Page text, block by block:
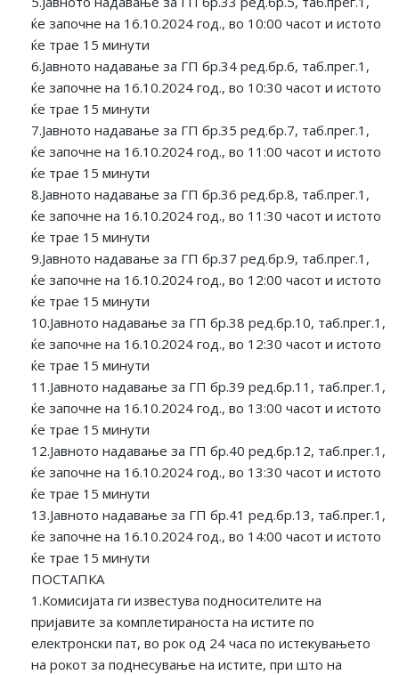
ќе започне на 16.10.2024 год., во 10:00 часот и истото
ќе трае 15 минути
6.Јавното надавање за ГП бр.34 ред.бр.6, таб.прег.1,
ќе започне на 16.10.2024 год., во 10:30 часот и истото
ќе трае 15 минути
7.Јавното надавање за ГП бр.35 ред.бр.7, таб.прег.1,
ќе започне на 16.10.2024 год., во 11:00 часот и истото
ќе трае 15 минути
8.Јавното надавање за ГП бр.36 ред.бр.8, таб.прег.1,
ќе започне на 16.10.2024 год., во 11:30 часот и истото
ќе трае 15 минути
9.Јавното надавање за ГП бр.37 ред.бр.9, таб.прег.1,
ќе започне на 16.10.2024 год., во 12:00 часот и истото
ќе трае 15 минути
10.Јавното надавање за ГП бр.38 ред.бр.10, таб.прег.1,
ќе започне на 16.10.2024 год., во 12:30 часот и истото
ќе трае 15 минути
11.Јавното надавање за ГП бр.39 ред.бр.11, таб.прег.1,
ќе започне на 16.10.2024 год., во 13:00 часот и истото
ќе трае 15 минути
12.Јавното надавање за ГП бр.40 ред.бр.12, таб.прег.1,
ќе започне на 16.10.2024 год., во 13:30 часот и истото
ќе трае 15 минути
13.Јавното надавање за ГП бр.41 ред.бр.13, таб.прег.1,
ќе започне на 16.10.2024 год., во 14:00 часот и истото
ќе трае 15 минути
ПОСТАПКА
1.Комисијата ги известува подносителите на
пријавите за комплетираноста на истите по
електронски пат, во рок од 24 часа по истекувањето
на рокот за поднесување на истите, при што на